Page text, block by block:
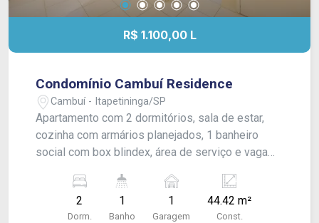
R$ 1.100,00 L
Condomínio Cambuí Residence
Cambuí - Itapetininga/SP
Apartamento com 2 dormitórios, sala de estar,
cozinha com armários planejados, 1 banheiro
social com box blindex, área de serviço e vaga
2
Dorm.
1
Banho
1
Garagem
44.42 m²
Const.